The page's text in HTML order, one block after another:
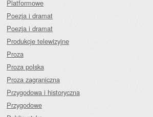
Platformowe
Poezja i dramat
Poezja i dramat
Produkcje telewizyjne
Proza
Proza polska
Proza zagraniczna
Przygodowa i historyczna
Przygodowe